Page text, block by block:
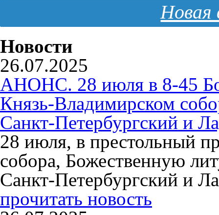
Новая
Новости
26.07.2025
АНОНС. 28 июля в 8-45
Князь-Владимирском
Санкт-Петербургский и
28 июля, в престольный
собора, Божественную
Санкт-Петербургский и
прочитать новость